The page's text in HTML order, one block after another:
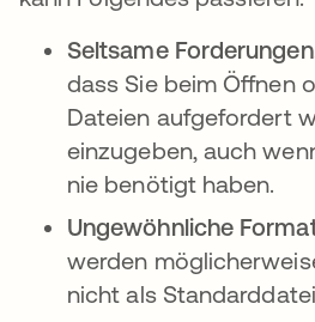
Seltsame
dass Sie beim Öffnen
Dateien aufgefordert
einzugeben, auch
nie benötigt haben.
Ungewöhnliche
werden
nicht als